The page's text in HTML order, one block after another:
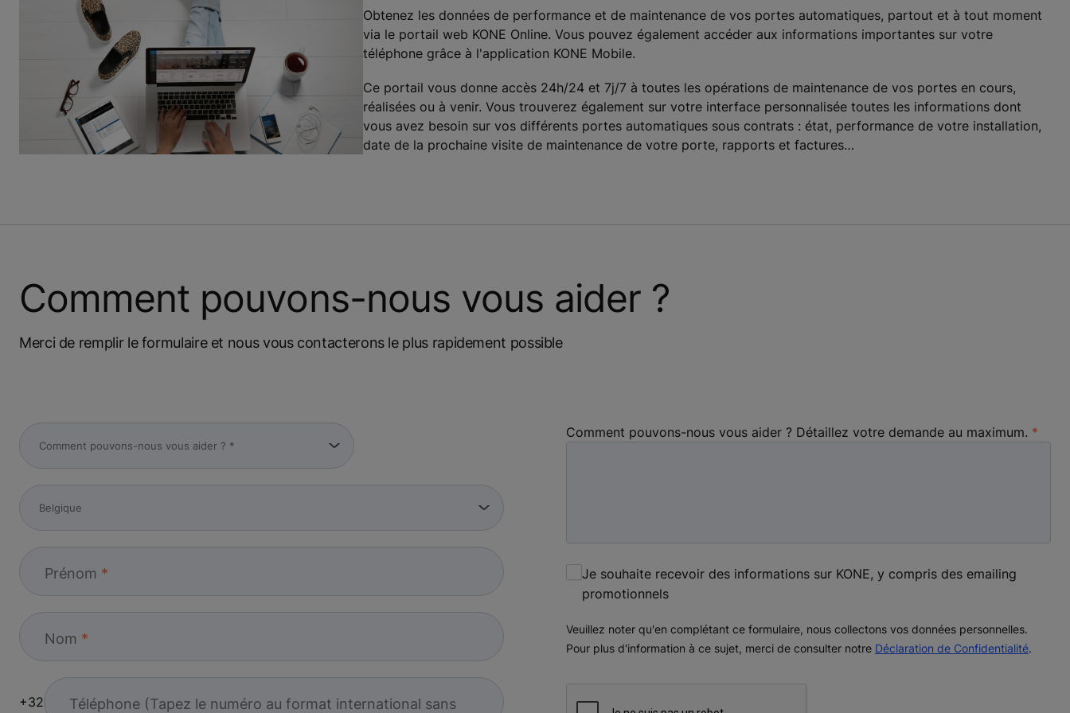
Obtenez les données de performance et de maintenance de vos portes automatiques, partout et à tout moment
via le portail web KONE Online. Vous pouvez également accéder aux informations importantes sur votre
téléphone grâce à l'application KONE Mobile.
Ce portail vous donne accès 24h/24 et 7j/7 à toutes les opérations de maintenance de vos portes en cours,
réalisées ou à venir. Vous trouverez également sur votre interface personnalisée toutes les informations dont
vous avez besoin sur vos différents portes automatiques sous contrats : état, performance de votre installation,
date de la prochaine visite de maintenance de votre porte, rapports et factures…
Comment pouvons-nous vous aider ?
Merci de remplir le formulaire et nous vous contacterons le plus rapidement possible
Prénom
Nom
Téléphone (Tapez le numéro au format international sans
+32
Comment pouvons-nous vous aider ? Détaillez votre demande au maximum.
Je souhaite recevoir des informations sur KONE, y compris des emailing
promotionnels
Veuillez noter qu'en complétant ce formulaire, nous collectons vos données personnelles.
Pour plus d'information à ce sujet, merci de consulter notre Déclaration de Confidentialité.